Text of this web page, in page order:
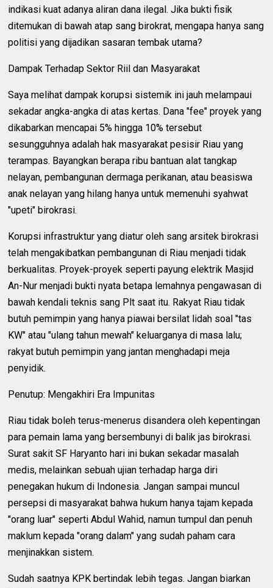
indikasi kuat adanya aliran dana ilegal. Jika bukti fisik
ditemukan di bawah atap sang birokrat, mengapa hanya sang
politisi yang dijadikan sasaran tembak utama?
Dampak Terhadap Sektor Riil dan Masyarakat
Saya melihat dampak korupsi sistemik ini jauh melampaui
sekadar angka-angka di atas kertas. Dana "fee" proyek yang
dikabarkan mencapai 5% hingga 10% tersebut
sesungguhnya adalah hak masyarakat pesisir Riau yang
terampas. Bayangkan berapa ribu bantuan alat tangkap
nelayan, pembangunan dermaga perikanan, atau beasiswa
anak nelayan yang hilang hanya untuk memenuhi syahwat
"upeti" birokrasi.
Korupsi infrastruktur yang diatur oleh sang arsitek birokrasi
telah mengakibatkan pembangunan di Riau menjadi tidak
berkualitas. Proyek-proyek seperti payung elektrik Masjid
An-Nur menjadi bukti nyata betapa lemahnya pengawasan di
bawah kendali teknis sang Plt saat itu. Rakyat Riau tidak
butuh pemimpin yang hanya piawai bersilat lidah soal "tas
KW" atau "ulang tahun mewah" keluarganya di masa lalu;
rakyat butuh pemimpin yang jantan menghadapi meja
penyidik.
Penutup: Mengakhiri Era Impunitas
Riau tidak boleh terus-menerus disandera oleh kepentingan
para pemain lama yang bersembunyi di balik jas birokrasi.
Surat sakit SF Haryanto hari ini bukan sekadar masalah
medis, melainkan sebuah ujian terhadap harga diri
penegakan hukum di Indonesia. Jangan sampai muncul
persepsi di masyarakat bahwa hukum hanya tajam kepada
"orang luar" seperti Abdul Wahid, namun tumpul dan penuh
maklum kepada "orang dalam" yang sudah paham cara
menjinakkan sistem.
Sudah saatnya KPK bertindak lebih tegas. Jangan biarkan